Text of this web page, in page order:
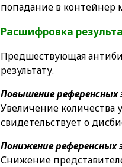
попадание в контейнер
Расшифровка
Предшествующая
результату.
Повышение референсных
Увеличение количества
свидетельствует о
Понижение референсных
Снижение